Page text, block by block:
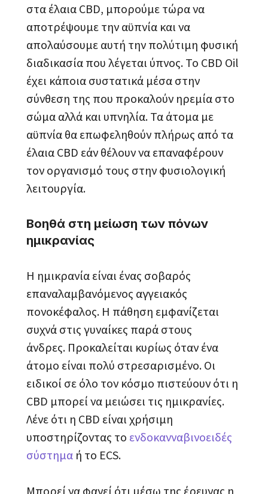
στα έλαια CBD, μπορούμε τώρα να
αποτρέψουμε την αϋπνία και να
απολαύσουμε αυτή την πολύτιμη φυσική
διαδικασία που λέγεται ύπνος. Το CBD Oil
έχει κάποια συστατικά μέσα στην
σύνθεση της που προκαλούν ηρεμία στο
σώμα αλλά και υπνηλία. Τα άτομα με
αϋπνία θα επωφεληθούν πλήρως από τα
έλαια CBD εάν θέλουν να επαναφέρουν
τον οργανισμό τους στην φυσιολογική
λειτουργία.
Βοηθά στη μείωση των πόνων
ημικρανίας
Η ημικρανία είναι ένας σοβαρός
επαναλαμβανόμενος αγγειακός
πονοκέφαλος. Η πάθηση εμφανίζεται
συχνά στις γυναίκες παρά στους
άνδρες. Προκαλείται κυρίως όταν ένα
άτομο είναι πολύ στρεσαρισμένο. Οι
ειδικοί σε όλο τον κόσμο πιστεύουν ότι η
CBD μπορεί να μειώσει τις ημικρανίες.
Λένε ότι η CBD είναι χρήσιμη
υποστηρίζοντας το ενδοκανναβινοειδές
σύστημα ή το ECS.
Μπορεί να φανεί ότι μέσω της έρευνας η